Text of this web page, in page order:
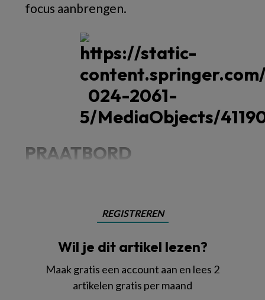
focus aanbrengen.
PRAATBORD
REGISTREREN
Wil je dit artikel lezen?
Maak gratis een account aan en lees 2
artikelen gratis per maand